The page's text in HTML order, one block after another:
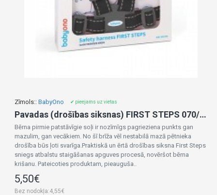
Zīmols:: BabyOno ✔ pieejams uz vietas
Pavadas (drošības siksnas) FIRST STEPS 070/02 graphite
Bērna pirmie patstāvīgie soļi ir nozīmīgs pagrieziena punkts gan
mazulim, gan vecākiem. No šī brīža vēl nestabilā mazā pētnieka
drošība būs ļoti svarīga.Praktiskā un ērtā drošības siksna First Steps
sniegs atbalstu staigāšanas apguves procesā, novēršot bērna
krišanu. Pateicoties produktam, pieauguša..
5,50€
Bez nodokļa:4,55€